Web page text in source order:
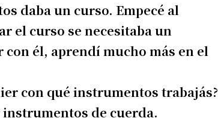
daba un curso. Empecé al
el curso se necesitaba un
él, aprendí mucho más en el
con qué instrumentos trabajás?
de cuerda.